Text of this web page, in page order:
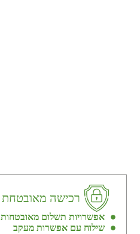
רכישה מאובטחת
אפשרויות תשלום מאובטחות
שילוח עם אפשרות מעקב